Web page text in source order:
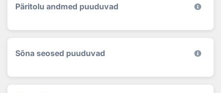
Päritolu andmed puuduvad
Sõna seosed puuduvad